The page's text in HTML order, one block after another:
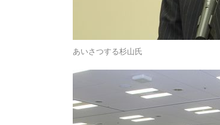
あいさつする杉山氏